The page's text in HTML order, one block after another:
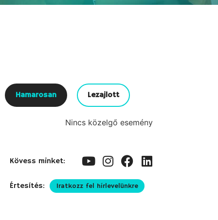
Hamarosan Lezajlott
Nincs közelgő esemény
Kövess minket:
Értesítés: Iratkozz fel hírlevelünkre